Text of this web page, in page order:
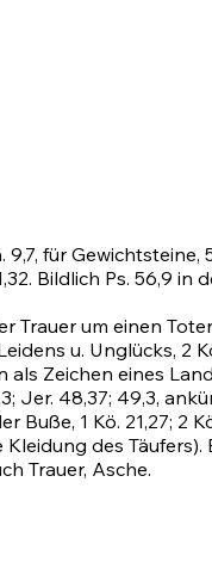
9,7, für Gewichtsteine,
. Bildlich Ps. 56,9 in
Trauer um einen
u. Unglücks, 2
Zeichen eines
; Jer. 48,37; 49,3,
1 Kö. 21,27; 2
Kleidung des
Trauer, Asche.